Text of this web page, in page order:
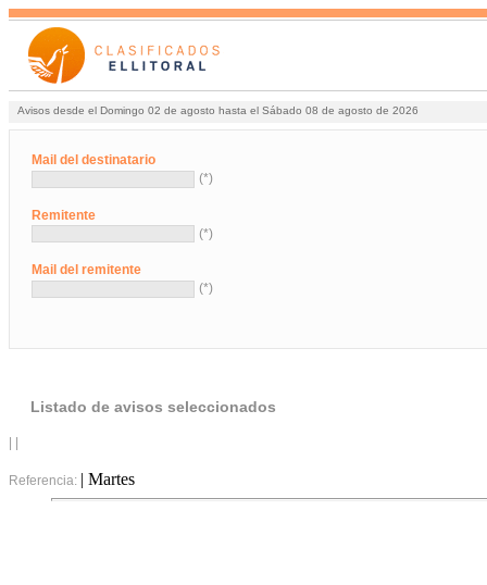
Avisos desde el Domingo 02 de agosto hasta el Sábado 08 de agosto de 2026
Mail del destinatario
(*)
Remitente
(*)
Mail del remitente
(*)
Listado de avisos seleccionados
Referencia: | Martes